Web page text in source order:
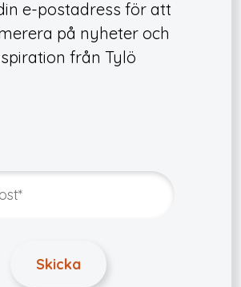
e-postadress för att
på nyheter och
från Tylö